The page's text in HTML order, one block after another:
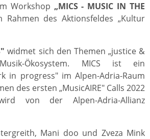
Workshop „MICS - MUSIC IN THE
Rahmen des Aktionsfeldes „Kultur
widmet sich den Themen „justice &
Ökosystem. MICS ist ein
in progress" im Alpen-Adria-Raum
des ersten „MusicAIRE" Calls 2022
von der Alpen-Adria-Allianz
Mani doo und Zveza Mink